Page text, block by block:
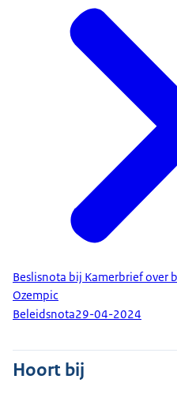
Beslisnota bij Kamerbrief over
Ozempic
Beleidsnota29-04-2024
Hoort bij